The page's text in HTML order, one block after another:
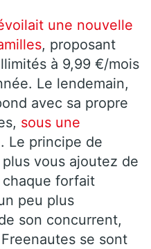
une nouvelle
, proposant
à 9,99 €/mois
Le lendemain,
avec sa propre
sous une
. Le principe de
plus vous ajoutez de
forfait
peu plus
son concurrent,
se sont